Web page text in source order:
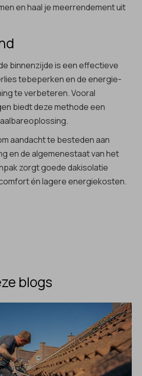
en haal je meerrendement uit
binnenzijde is een effectieve
tebeperken en de energie-
te verbeteren. Vooral
biedt deze methode een
aandacht te besteden aan
en de algemenestaat van het
zorgt goede dakisolatie
én lagere energiekosten.
blogs